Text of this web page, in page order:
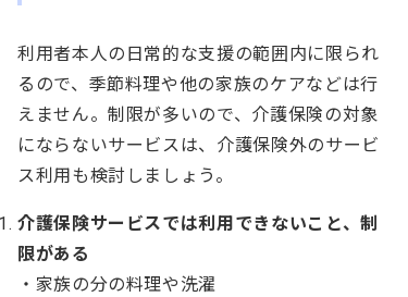
利用者本人の日常的な支援の範囲内に限られ
るので、季節料理や他の家族のケアなどは行
えません。制限が多いので、介護保険の対象
にならないサービスは、介護保険外のサービ
ス利用も検討しましょう。
介護保険サービスでは利用できないこと、制
限がある
・家族の分の料理や洗濯